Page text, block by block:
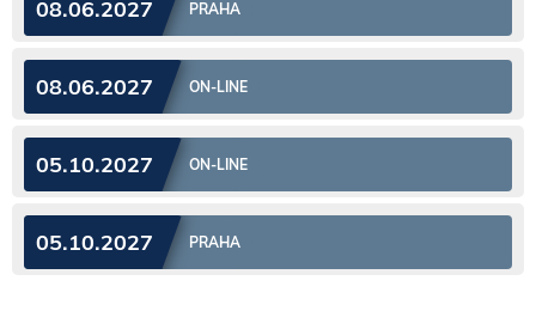
08.06.2027 PRAHA
08.06.2027 ON-LINE
05.10.2027 ON-LINE
05.10.2027 PRAHA